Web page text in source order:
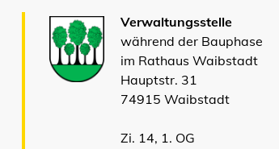
Verwaltungsstelle
während der Bauphase
im Rathaus Waibstadt
Hauptstr. 31
74915 Waibstadt
Zi. 14, 1. OG